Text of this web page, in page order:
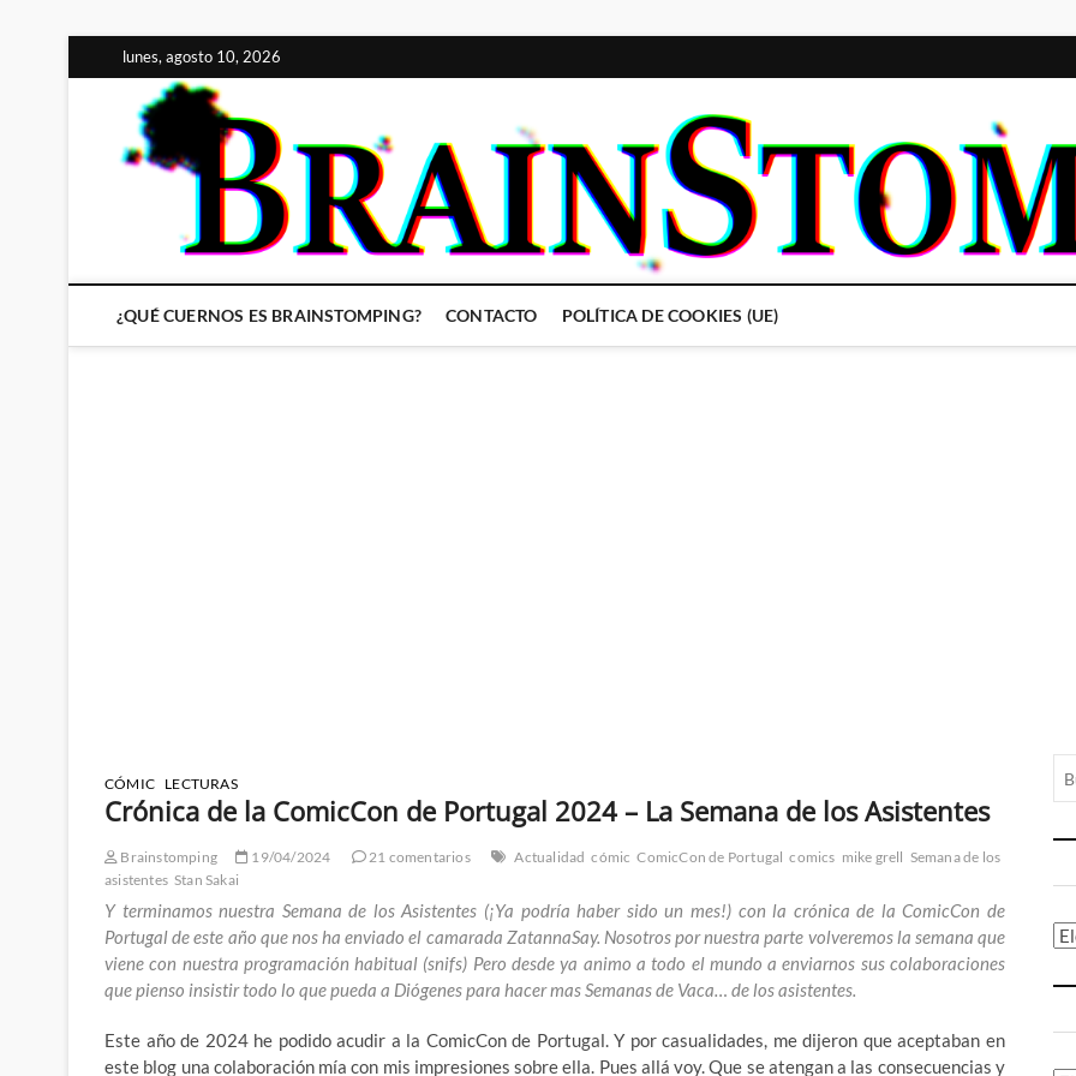
al
contenido
lunes, agosto 10, 2026
¿QUÉ CUERNOS ES BRAINSTOMPING? CONTACTO POLÍTICA DE COOKIES (UE)
CÓMIC LECTURAS
Crónica de la ComicCon de Portugal 2024 – La Semana de los Asistentes
Brainstomping 19/04/2024 21 comentarios Actualidad cómic ComicCon de Portugal comics mike grell Semana de los
asistentes Stan Sakai
Y terminamos nuestra Semana de los Asistentes (¡Ya podría haber sido un mes!) con la crónica de la ComicCon de
Portugal de este año que nos ha enviado el camarada ZatannaSay. Nosotros por nuestra parte volveremos la semana que
viene con nuestra programación habitual (snifs) Pero desde ya animo a todo el mundo a enviarnos sus colaboraciones
que pienso insistir todo lo que pueda a Diógenes para hacer mas Semanas de Vaca… de los asistentes.
Este año de 2024 he podido acudir a la ComicCon de Portugal. Y por casualidades, me dijeron que aceptaban en
este blog una colaboración mía con mis impresiones sobre ella. Pues allá voy. Que se atengan a las consecuencias y